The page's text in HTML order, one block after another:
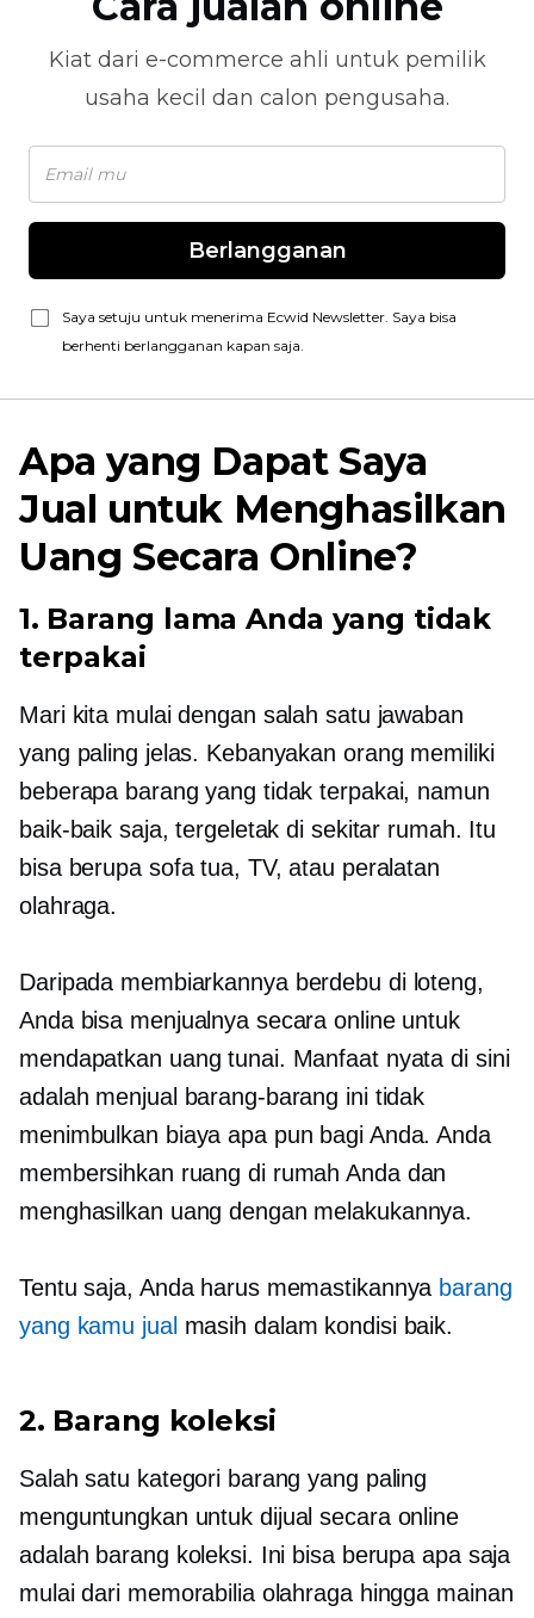
Kiat dari e-commerce ahli untuk pemilik
usaha kecil dan calon pengusaha.
Berlangganan
Saya setuju untuk menerima Ecwid Newsletter. Saya bisa
berhenti berlangganan kapan saja.
Apa yang Dapat Saya
Jual untuk Menghasilkan
Uang Secara Online?
1. Barang lama Anda yang tidak
terpakai
Mari kita mulai dengan salah satu jawaban
yang paling jelas. Kebanyakan orang memiliki
beberapa barang yang tidak terpakai, namun
baik-baik saja, tergeletak di sekitar rumah. Itu
bisa berupa sofa tua, TV, atau peralatan
olahraga.
Daripada membiarkannya berdebu di loteng,
Anda bisa menjualnya secara online untuk
mendapatkan uang tunai. Manfaat nyata di sini
adalah menjual barang-barang ini tidak
menimbulkan biaya apa pun bagi Anda. Anda
membersihkan ruang di rumah Anda dan
menghasilkan uang dengan melakukannya.
Tentu saja, Anda harus memastikannya barang
yang kamu jual masih dalam kondisi baik.
2. Barang koleksi
Salah satu kategori barang yang paling
menguntungkan untuk dijual secara online
adalah barang koleksi. Ini bisa berupa apa saja
mulai dari memorabilia olahraga hingga mainan